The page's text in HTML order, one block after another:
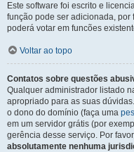
Este software foi escrito e
função pode ser adicionada, por
poderá votar em funcões
Voltar ao topo
Contatos sobre questões
Qualquer administrador listado
apropriado para as suas
o dono do domínio (faça uma
em um servidor grátis (por
gerência desse serviço. Por
absolutamente nenhuma